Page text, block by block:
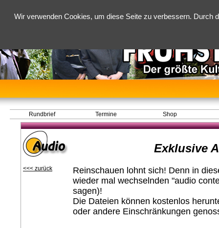
Wir verwenden Cookies, um diese Seite zu verbessern.
Rundbrief Termine Shop
<<< zurück
Exklusive
Reinschauen lohnt sich! Denn in
wieder mal wechselnden "audio
sagen)!
Die Dateien können kostenlos
oder andere Einschränkungen